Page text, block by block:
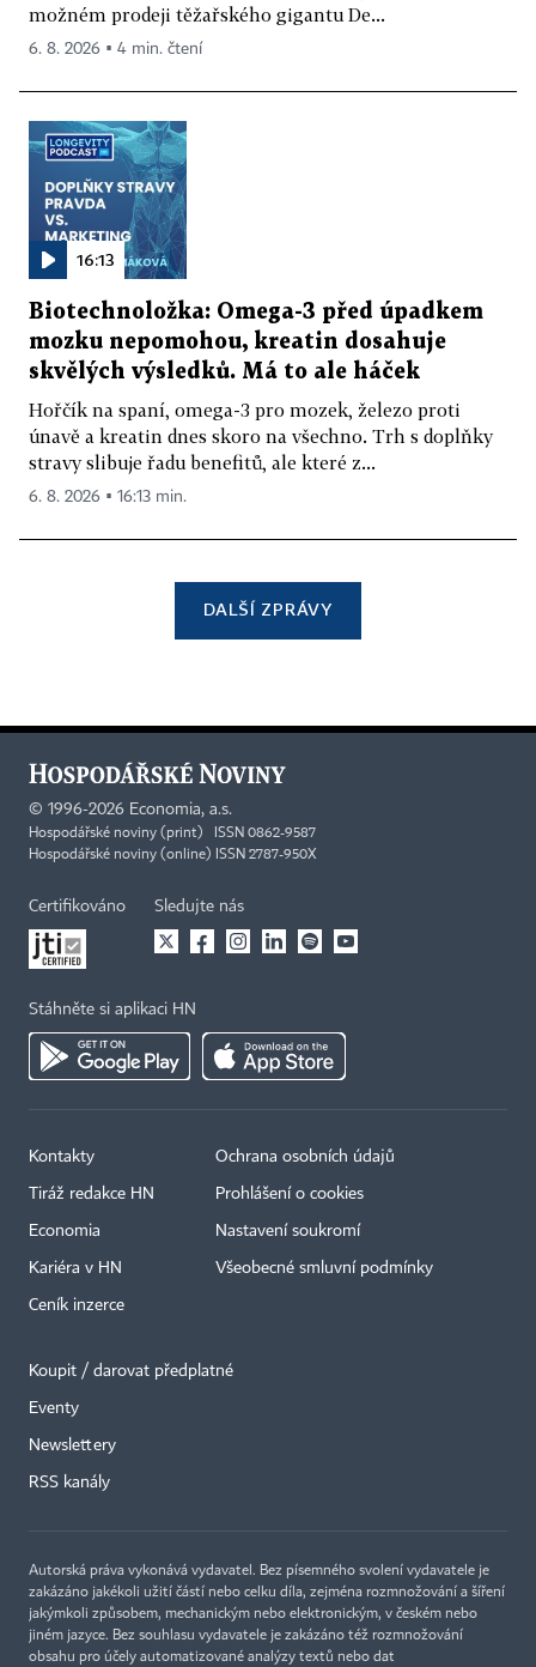
možném prodeji těžařského gigantu De...
6. 8. 2026 ▪ 4 min. čtení
16:13
Biotechnoložka: Omega-3 před úpadkem
mozku nepomohou, kreatin dosahuje
skvělých výsledků. Má to ale háček
Hořčík na spaní, omega-3 pro mozek, železo proti
únavě a kreatin dnes skoro na všechno. Trh s doplňky
stravy slibuje řadu benefitů, ale které z...
6. 8. 2026 ▪ 16:13 min.
DALŠÍ ZPRÁVY
© 1996-2026 Economia, a.s.
Hospodářské noviny (print) ISSN 0862-9587
Hospodářské noviny (online) ISSN 2787-950X
Certifikováno Sledujte nás
Stáhněte si aplikaci HN
Kontakty
Tiráž redakce HN
Economia
Kariéra v HN
Ceník inzerce
Ochrana osobních údajů
Prohlášení o cookies
Nastavení soukromí
Všeobecné smluvní podmínky
Koupit / darovat předplatné
Eventy
Newslettery
RSS kanály
Autorská práva vykonává vydavatel. Bez písemného svolení vydavatele je
zakázáno jakékoli užití částí nebo celku díla, zejména rozmnožování a šíření
jakýmkoli způsobem, mechanickým nebo elektronickým, v českém nebo
jiném jazyce. Bez souhlasu vydavatele je zakázáno též rozmnožování
obsahu pro účely automatizované analýzy textů nebo dat